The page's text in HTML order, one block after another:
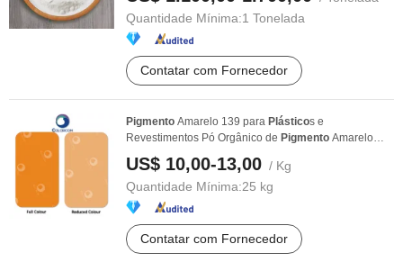
Quantidade Mínima:1 Tonelada
Contatar com Fornecedor
Pigmento Amarelo 139 para Plásticos e
Revestimentos Pó Orgânico de Pigmento Amarelo
com Melhor Preço
US$ 10,00-13,00 / Kg
Quantidade Mínima:25 kg
Contatar com Fornecedor